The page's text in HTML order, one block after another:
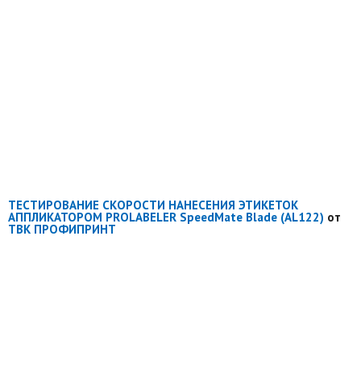
ТЕСТИРОВАНИЕ СКОРОСТИ НАНЕСЕНИЯ ЭТИКЕТОК
АППЛИКАТОРОМ PROLABELER SpeedMate Blade (AL122) от
ТВК ПРОФИПРИНТ